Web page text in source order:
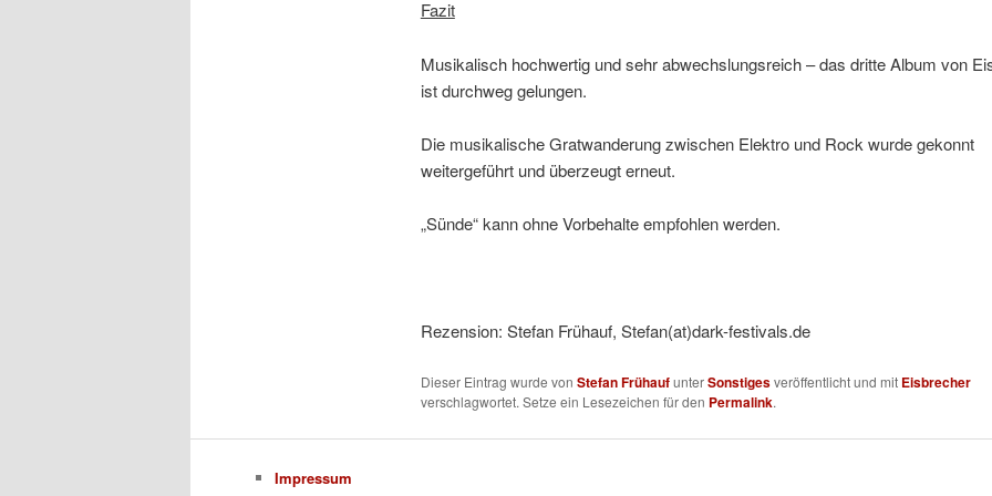
Fazit
Musikalisch hochwertig und sehr abwechslungsreich – das dritte Album von
ist durchweg gelungen.
Die musikalische Gratwanderung zwischen Elektro und Rock wurde gekonnt
weitergeführt und überzeugt erneut.
„Sünde“ kann ohne Vorbehalte empfohlen werden.
Rezension: Stefan Frühauf, Stefan(at)dark-festivals.de
Dieser Eintrag wurde von Stefan FrühaufunterSonstigesveröffentlicht und mit Eisbrecher
verschlagwortet. Setze ein Lesezeichen für den Permalink.
Impressum